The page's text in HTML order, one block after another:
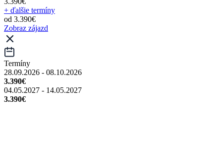
+ ďalšie termíny
od 3.390€
Zobraz zájazd
Termíny
28.09.2026 - 08.10.2026
3.390€
04.05.2027 - 14.05.2027
3.390€